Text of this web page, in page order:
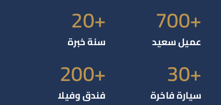
سعيد
700
سنة خبرة
20
فاخرة
30
فندق وفيلا
200